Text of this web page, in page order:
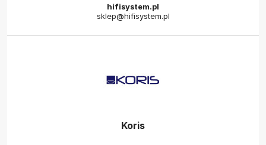
hifisystem.pl
sklep@hifisystem.pl
Koris